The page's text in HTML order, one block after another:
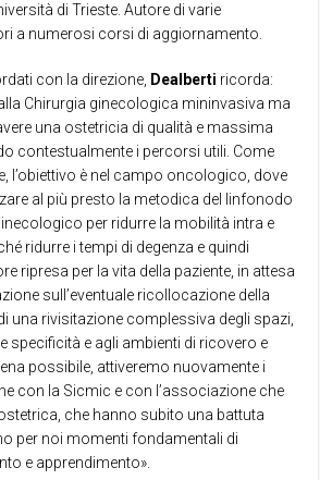
di Trieste. Autore di varie
a numerosi corsi di aggiornamento.
con la direzione, Dealberti ricorda:
Chirurgia ginecologica mininvasiva ma
una ostetricia di qualità e massima
contestualmente i percorsi utili. Come
l’obiettivo è nel campo oncologico, dove
al più presto la metodica del linfonodo
per ridurre la mobilità intra e
ridurre i tempi di degenza e quindi
ripresa per la vita della paziente, in attesa
sull’eventuale ricollocazione della
una rivisitazione complessiva degli spazi,
specificità e agli ambienti di ricovero e
possibile, attiveremo nuovamente i
con la Sicmic e con l’associazione che
che hanno subito una battuta
per noi momenti fondamentali di
e apprendimento».